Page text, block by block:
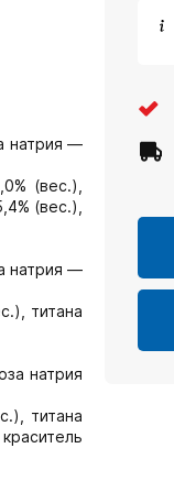
натрия —
(вес.),
(вес.),
натрия —
титана
натрия
титана